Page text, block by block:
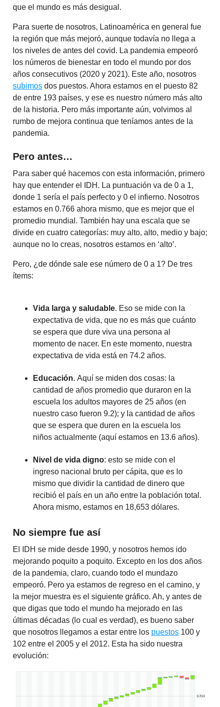
que el mundo es más desigual.
Para suerte de nosotros, Latinoamérica en general fue
la región que más mejoró, aunque todavía no llega a
los niveles de antes del covid. La pandemia empeoró
los números de bienestar en todo el mundo por dos
años consecutivos (2020 y 2021). Este año, nosotros
subimos dos puestos. Ahora estamos en el puesto 82
de entre 193 países, y ese es nuestro número más alto
de la historia. Pero más importante aún, volvimos al
rumbo de mejora continua que teníamos antes de la
pandemia.
Pero antes…
Para saber qué hacemos con esta información, primero
hay que entender el IDH. La puntuación va de 0 a 1,
donde 1 sería el país perfecto y 0 el infierno. Nosotros
estamos en 0.766 ahora mismo, que es mejor que el
promedio mundial. También hay una escala que se
divide en cuatro categorías: muy alto, alto, medio y bajo;
aunque no lo creas, nosotros estamos en ‘alto’.
Pero, ¿de dónde sale ese número de 0 a 1? De tres
ítems:
Vida larga y saludable. Eso se mide con la
expectativa de vida, que no es más que cuánto
se espera que dure viva una persona al
momento de nacer. En este momento, nuestra
expectativa de vida está en 74.2 años.
Educación. Aquí se miden dos cosas: la
cantidad de años promedio que duraron en la
escuela los adultos mayores de 25 años (en
nuestro caso fueron 9.2); y la cantidad de años
que se espera que duren en la escuela los
niños actualmente (aquí estamos en 13.6 años).
Nivel de vida digno: esto se mide con el
ingreso nacional bruto per cápita, que es lo
mismo que dividir la cantidad de dinero que
recibió el país en un año entre la población total.
Ahora mismo, estamos en 18,653 dólares.
No siempre fue así
El IDH se mide desde 1990, y nosotros hemos ido
mejorando poquito a poquito. Excepto en los dos años
de la pandemia, claro, cuando todo el mundazo
empeoró. Pero ya estamos de regreso en el camino, y
la mejor muestra es el siguiente gráfico. Ah, y antes de
que digas que todo el mundo ha mejorado en las
últimas décadas (lo cual es verdad), es bueno saber
que nosotros llegamos a estar entre los puestos 100 y
102 entre el 2005 y el 2012. Esta ha sido nuestra
evolución: